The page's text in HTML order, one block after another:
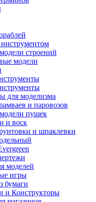
строений
модели
для моделизма
и паровозов
пушек
и воск
и шпаклевки
моделей
игры
бумаги
и Конструкторы